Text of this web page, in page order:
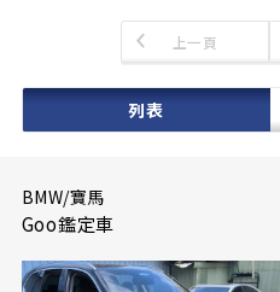
上一頁
列表
BMW/寶馬
Goo鑑定車